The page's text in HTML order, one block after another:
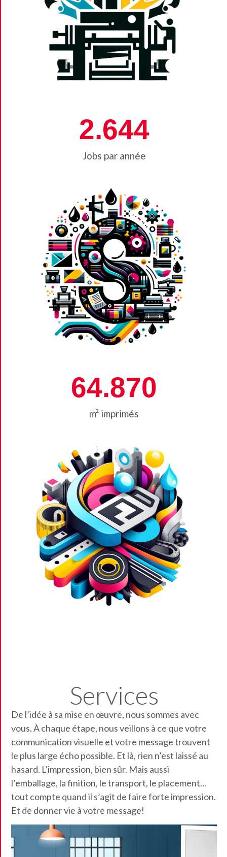
Jobs par année
2.644
m² imprimés
64.870
Services
De l’idée à sa mise en œuvre, nous sommes avec
vous. À chaque étape, nous veillons à ce que votre
communication visuelle et votre message trouvent
le plus large écho possible. Et là, rien n’est laissé au
hasard. L’impression, bien sûr. Mais aussi
l’emballage, la finition, le transport, le placement…
tout compte quand il s’agit de faire forte impression.
Et de donner vie à votre message!